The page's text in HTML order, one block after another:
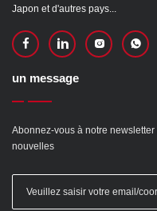
Japon et d'autres pays...
un message
Abonnez-vous à notre
nouvelles